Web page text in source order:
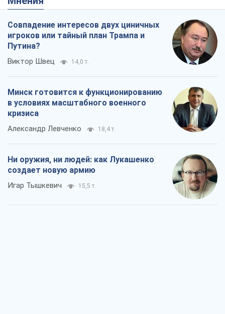
Совпадение интересов двух циничных
игроков или тайный план Трампа и
Путина?
Виктор Швец 14,0 т.
Минск готовится к функционированию
в условиях масштабного военного
кризиса
Александр Левченко 18,4 т.
Ни оружия, ни людей: как Лукашенко
создает новую армию
Игар Тышкевич 15,5 т.